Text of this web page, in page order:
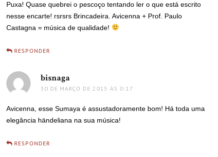
Puxa! Quase quebrei o pescoço tentando ler o que está escrito
nesse encarte! rsrsrs Brincadeira. Avicenna + Prof. Paulo
Castagna = música de qualidade!
RESPONDER
bisnaga
30 DE MARÇO DE 2015 ÀS 0:17
Avicenna, esse Sumaya é assustadoramente bom! Há toda uma
elegância händeliana na sua música!
RESPONDER